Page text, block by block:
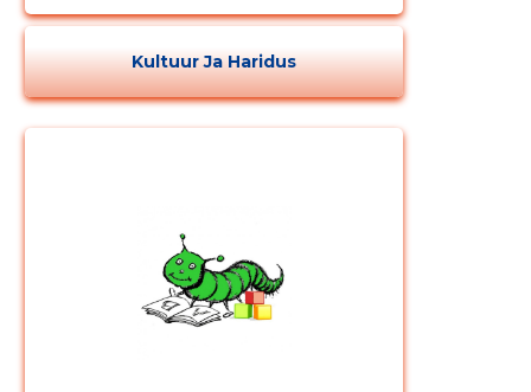
Kultuur Ja Haridus